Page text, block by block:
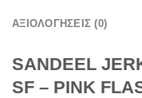
ΑΞΙΟΛΟΓΉΣΕΙΣ (0)
SANDEEL
SF – PINK